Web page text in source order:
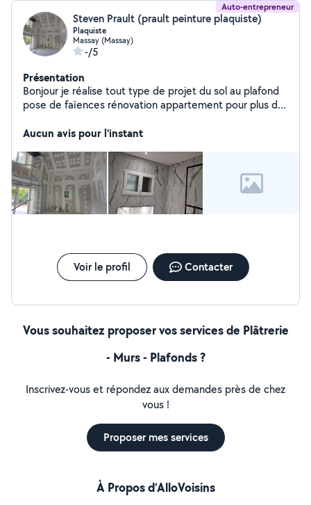
Auto-entrepreneur
Steven Prault (prault peinture plaquiste)
Plaquiste
Massay (Massay)
-/5
Présentation
Bonjour je réalise tout type de projet du sol au plafond
pose de faïences rénovation appartement pour plus de
le site merci .
Aucun avis pour l'instant
Voir le profil Contacter
Vous souhaitez proposer vos services de Plâtrerie
- Murs - Plafonds ?
Inscrivez-vous et répondez aux demandes près de chez
vous !
Proposer mes services
À Propos d’AlloVoisins